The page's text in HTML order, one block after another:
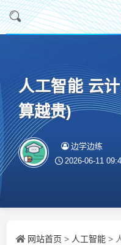
人工智能 云
算越贵)
边学边练
2026-06-11
网站首页 > 人工智能 >